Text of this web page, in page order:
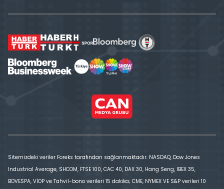
Sitemizdeki veriler Foreks tarafından sağlanmaktadır. NASDAQ, Dow Jones
Industrial Average, SHCOM, FTSE 100, CAC 40, DAX 30, Hang Seng, IBEX 35,
BOVESPA, VİOP ve Tahvil-bono verileri 15 dakika; CME, NYMEX VE S&P verileri 10